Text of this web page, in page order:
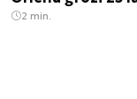
2 min.